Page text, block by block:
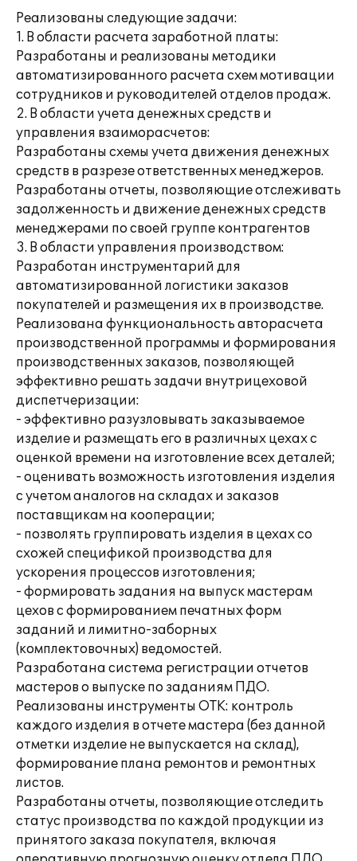
Реализованы следующие задачи:
1. В области расчета заработной платы:
Разработаны и реализованы методики
автоматизированного расчета схем мотивации
сотрудников и руководителей отделов продаж.
2. В области учета денежных средств и
управления взаиморасчетов:
Разработаны схемы учета движения денежных
средств в разрезе ответственных менеджеров.
Разработаны отчеты, позволяющие отслеживать
задолженность и движение денежных средств
менеджерами по своей группе контрагентов
3. В области управления производством:
Разработан инструментарий для
автоматизированной логистики заказов
покупателей и размещения их в производстве.
Реализована функциональность авторасчета
производственной программы и формирования
производственных заказов, позволяющей
эффективно решать задачи внутрицеховой
диспетчеризации:
- эффективно разузловывать заказываемое
изделие и размещать его в различных цехах с
оценкой времени на изготовление всех деталей;
- оценивать возможность изготовления изделия
с учетом аналогов на складах и заказов
поставщикам на кооперации;
- позволять группировать изделия в цехах со
схожей спецификой производства для
ускорения процессов изготовления;
- формировать задания на выпуск мастерам
цехов с формированием печатных форм
заданий и лимитно-заборных
(комплектовочных) ведомостей.
Разработана система регистрации отчетов
мастеров о выпуске по заданиям ПДО.
Реализованы инструменты ОТК: контроль
каждого изделия в отчете мастера (без данной
отметки изделие не выпускается на склад),
формирование плана ремонтов и ремонтных
листов.
Разработаны отчеты, позволяющие отследить
статус производства по каждой продукции из
принятого заказа покупателя, включая